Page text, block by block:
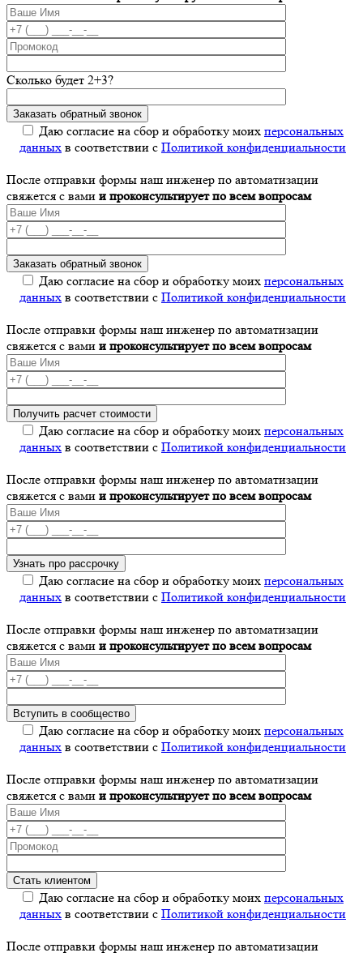
Сколько будет 2+3?
Даю согласие на сбор и обработку моих персональных
данных в соответствии с Политикой конфиденциальности
После отправки формы наш инженер по автоматизации
свяжется с вами и проконсультирует по всем вопросам
Даю согласие на сбор и обработку моих персональных
данных в соответствии с Политикой конфиденциальности
После отправки формы наш инженер по автоматизации
свяжется с вами и проконсультирует по всем вопросам
Даю согласие на сбор и обработку моих персональных
данных в соответствии с Политикой конфиденциальности
После отправки формы наш инженер по автоматизации
свяжется с вами и проконсультирует по всем вопросам
Даю согласие на сбор и обработку моих персональных
данных в соответствии с Политикой конфиденциальности
После отправки формы наш инженер по автоматизации
свяжется с вами и проконсультирует по всем вопросам
Даю согласие на сбор и обработку моих персональных
данных в соответствии с Политикой конфиденциальности
После отправки формы наш инженер по автоматизации
свяжется с вами и проконсультирует по всем вопросам
Даю согласие на сбор и обработку моих персональных
данных в соответствии с Политикой конфиденциальности
После отправки формы наш инженер по автоматизации